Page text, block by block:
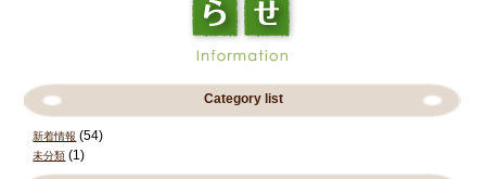
Category list
新着情報 (54)
未分類 (1)